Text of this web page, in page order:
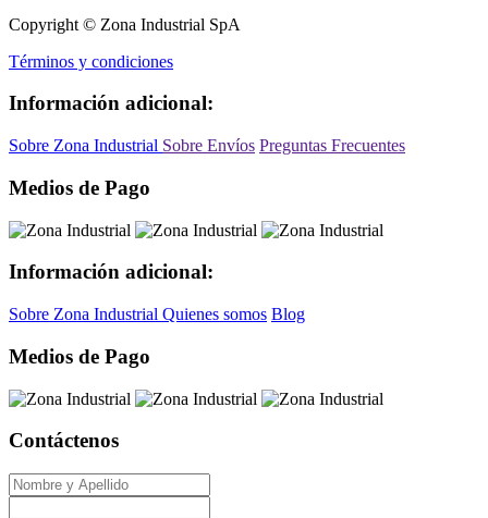
Copyright © Zona Industrial SpA
Términos y condiciones
Información adicional:
Sobre Zona Industrial Sobre Envíos Preguntas Frecuentes
Medios de Pago
Información adicional:
Sobre Zona Industrial Quienes somos Blog
Medios de Pago
Contáctenos